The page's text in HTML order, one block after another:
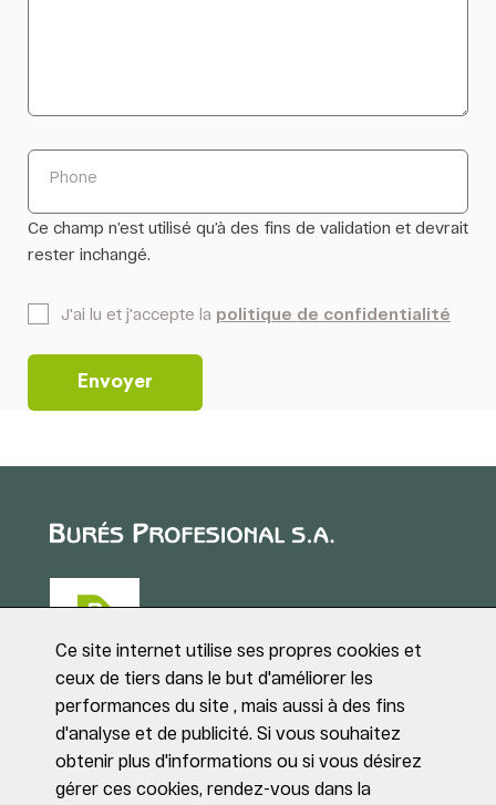
Phone
Ce champ n’est utilisé qu’à des fins de validation et devrait
rester inchangé.
J'ai lu et j'accepte la politique de confidentialité
Puig de Sant Roc, 1
17180 VILABLAREIX
(Girona)
Tel. +34 972 40 50 95
Ce site internet utilise ses propres cookies et
ceux de tiers dans le but d'améliorer les
performances du site , mais aussi à des fins
d'analyse et de publicité. Si vous souhaitez
obtenir plus d'informations ou si vous désirez
gérer ces cookies, rendez-vous dans la